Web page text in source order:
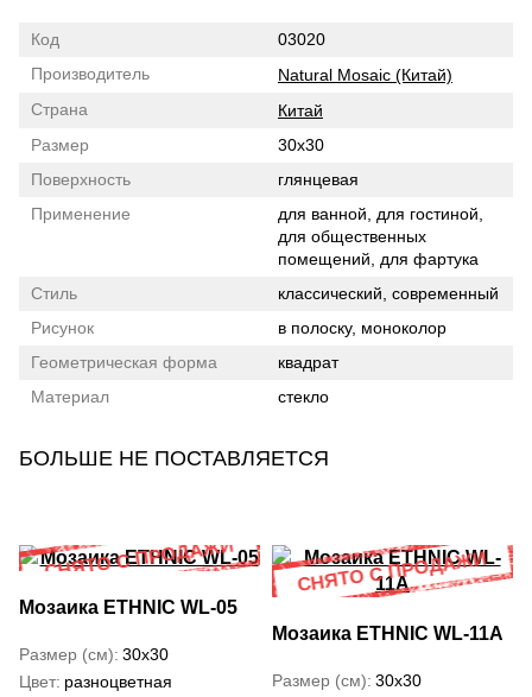
Код
03020
Производитель
Natural Mosaic (Китай)
Страна
Китай
Размер
30x30
Поверхность
глянцевая
Применение
для ванной, для гостиной,
для общественных
помещений, для фартука
Стиль
классический, современный
Рисунок
в полоску, моноколор
Геометрическая форма
квадрат
Материал
стекло
БОЛЬШЕ НЕ ПОСТАВЛЯЕТСЯ
Мозаика ETHNIC WL-05
Размер (см) 30x30
Цвет разноцветная
Мозаика ETHNIC WL-11А
Размер (см) 30x30